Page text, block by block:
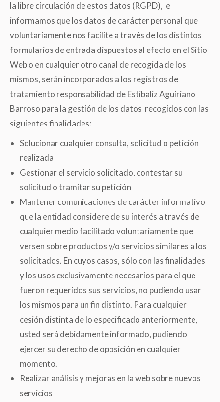
la libre circulación de estos datos (RGPD), le
informamos que los datos de carácter personal que
voluntariamente nos facilite a través de los distintos
formularios de entrada dispuestos al efecto en el Sitio
Web o en cualquier otro canal de recogida de los
mismos, serán incorporados a los registros de
tratamiento responsabilidad de Estíbaliz Aguiriano
Barroso para la gestión de los datos recogidos con las
siguientes finalidades:
Solucionar cualquier consulta, solicitud o petición
realizada
Gestionar el servicio solicitado, contestar su
solicitud o tramitar su petición
Mantener comunicaciones de carácter informativo
que la entidad considere de su interés a través de
cualquier medio facilitado voluntariamente que
versen sobre productos y/o servicios similares a los
solicitados. En cuyos casos, sólo con las finalidades
y los usos exclusivamente necesarios para el que
fueron requeridos sus servicios, no pudiendo usar
los mismos para un fin distinto. Para cualquier
cesión distinta de lo especificado anteriormente,
usted será debidamente informado, pudiendo
ejercer su derecho de oposición en cualquier
momento.
Realizar análisis y mejoras en la web sobre nuevos
servicios